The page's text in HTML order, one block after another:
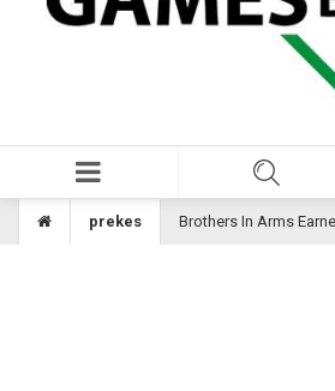
prekes Brothers In Arms